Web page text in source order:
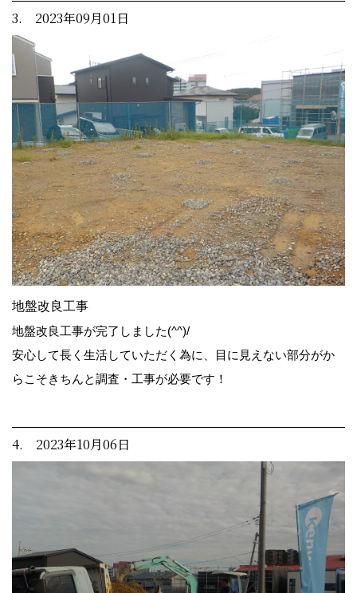
3. 2023年09月01日
地盤改良工事
地盤改良工事が完了しました(^^)/
安心して長く生活していただく為に、目に見えない部分がか
らこそきちんと調査・工事が必要です！
4. 2023年10月06日